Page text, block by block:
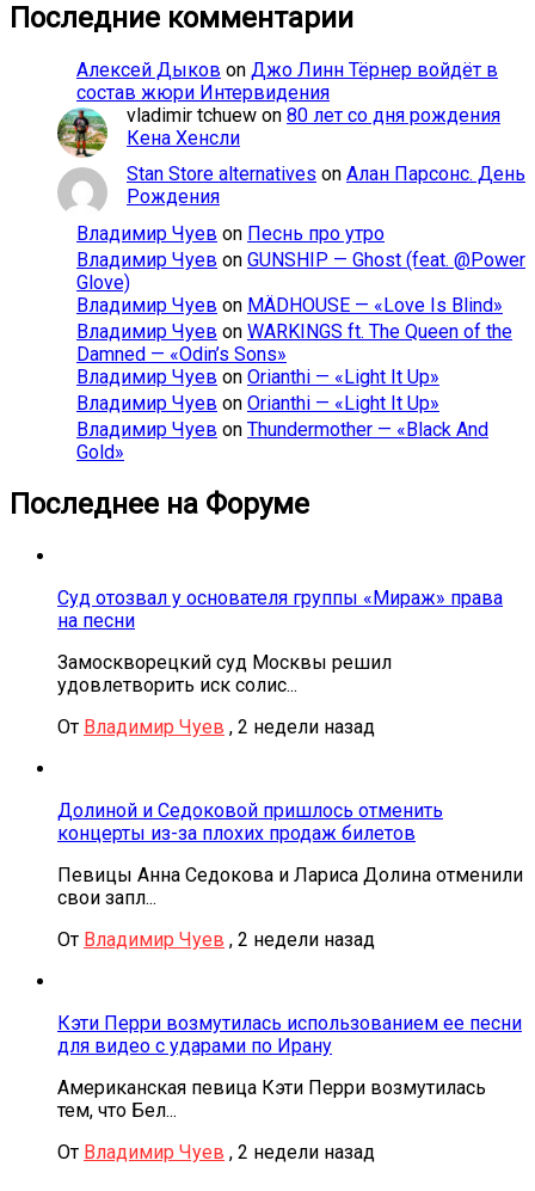
Последние комментарии
Алексей Дыков on Джо Линн Тёрнер войдёт в
состав жюри Интервидения
vladimir tchuew on 80 лет со дня рождения
Кена Хенсли
Stan Store alternatives on Алан Парсонс. День
Рождения
Владимир Чуев on Песнь про утро
Владимир Чуев on GUNSHIP — Ghost (feat. @Power
Glove)
Владимир Чуев on MÄDHOUSE — «Love Is Blind»
Владимир Чуев on WARKINGS ft. The Queen of the
Damned — «Odin’s Sons»
Владимир Чуев on Orianthi — «Light It Up»
Владимир Чуев on Orianthi — «Light It Up»
Владимир Чуев on Thundermother — «Black And
Gold»
Последнее на Форуме
Суд отозвал у основателя группы «Мираж» права
на песни
Замоскворецкий суд Москвы решил
удовлетворить иск солис...
От Владимир Чуев , 2 недели назад
Долиной и Седоковой пришлось отменить
концерты из-за плохих продаж билетов
Певицы Анна Седокова и Лариса Долина отменили
свои запл...
От Владимир Чуев , 2 недели назад
Кэти Перри возмутилась использованием ее песни
для видео с ударами по Ирану
Американская певица Кэти Перри возмутилась
тем, что Бел...
От Владимир Чуев , 2 недели назад